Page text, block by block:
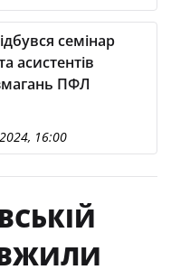
семінар
асистентів
ПФЛ
16:00